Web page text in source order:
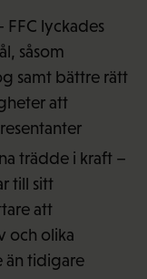
FFC lyckades
såsom
samt bättre rätt
att
trädde i kraft –
till sitt
att
och olika
än tidigare